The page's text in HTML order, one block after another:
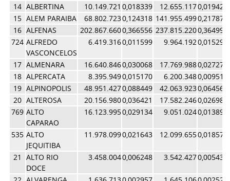
14 ALBERTINA 10.149.721 0,018339 12.655.1170,019423
15 ALEM PARAIBA 68.802.7230,124318 141.955.4990,217873
16 ALFENAS 202.867.6600,366556 237.815.2200,364998
724 ALFREDO
VASCONCELOS
6.419.3160,011599 9.964.1920,015293
17 ALMENARA 16.640.8460,030068 17.769.9880,027273
18 ALPERCATA 8.395.9490,015170 6.200.3480,009516
19 ALPINOPOLIS 48.951.4270,088449 42.063.9230,064560
20 ALTEROSA 20.156.9800,036421 17.582.2460,026985
769 ALTO
CAPARAO
16.123.9950,029134 9.051.0240,013891
535 ALTO
JEQUITIBA
11.978.0990,021643 12.099.6550,018571
21
ALTO RIO
DOCE
3.458.0040,006248 3.542.4270,005437